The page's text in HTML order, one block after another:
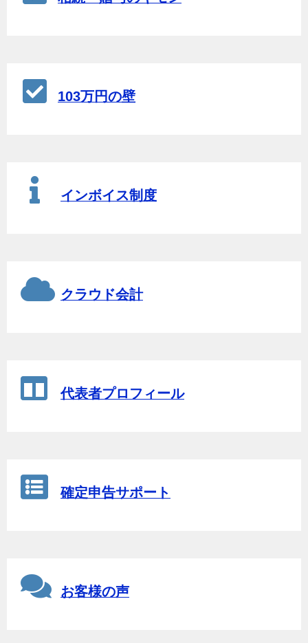
103万円の壁
インボイス制度
クラウド会計
代表者プロフィール
確定申告サポート
お客様の声